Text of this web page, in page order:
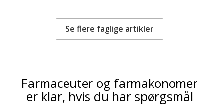
Se flere faglige artikler
Farmaceuter og farmakonomer
er klar, hvis du har spørgsmål